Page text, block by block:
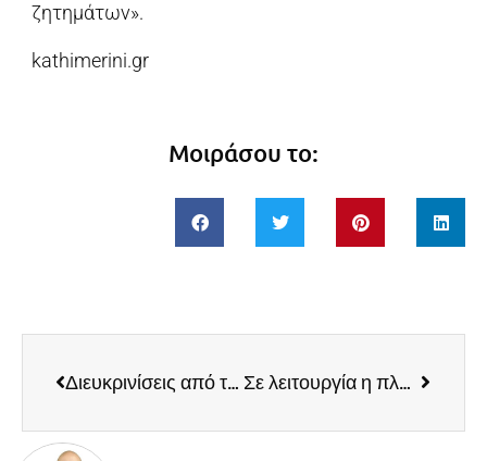
ζητημάτων».
kathimerini.gr
Μοιράσου το:
Διευκρινίσεις από το Υπ. Οικονομίας για τις νέες δράσεις ΕΣΠΑ Σε λειτουργία η πλατφόρμα ηλεκτρονικής επίλυσης διαφορών (ODR) για καταναλωτές και εμπόρους